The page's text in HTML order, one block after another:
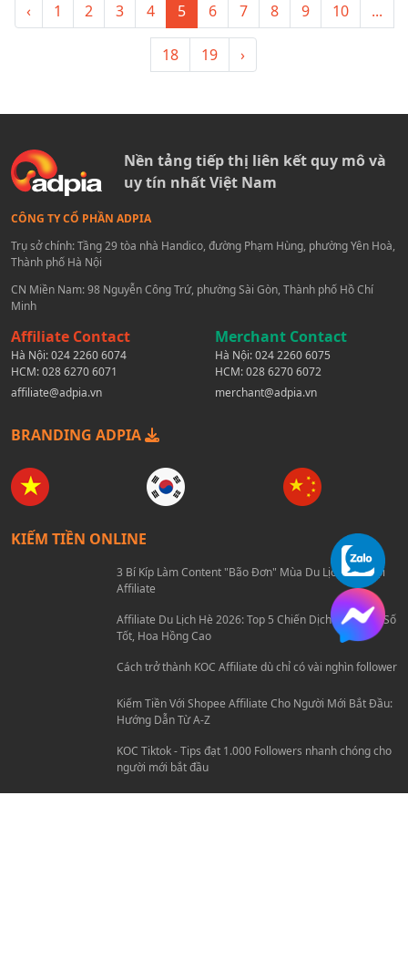
‹ 1 2 3 4 5 6 7 8 9 10 ...
18 19 ›
Nền tảng tiếp thị liên kết quy mô và
uy tín nhất Việt Nam
CÔNG TY CỔ PHẦN ADPIA
Trụ sở chính: Tầng 29 tòa nhà Handico, đường Phạm Hùng, phường Yên Hoà,
Thành phố Hà Nội
CN Miền Nam: 98 Nguyễn Công Trứ, phường Sài Gòn, Thành phố Hồ Chí
Minh
Affiliate Contact
Hà Nội:024 2260 6074
HCM:028 6270 6071
affiliate@adpia.vn
Merchant Contact
Hà Nội:024 2260 6075
HCM:028 6270 6072
merchant@adpia.vn
BRANDING ADPIA
KIẾM TIỀN ONLINE
3 Bí Kíp Làm Content "Bão Đơn" Mùa Du Lịch Cho Hội
Affiliate
Affiliate Du Lịch Hè 2026: Top 5 Chiến Dịch Travel Ra Số
Tốt, Hoa Hồng Cao
Cách trở thành KOC Affiliate dù chỉ có vài nghìn follower
Kiếm Tiền Với Shopee Affiliate Cho Người Mới Bắt Đầu:
Hướng Dẫn Từ A-Z
KOC Tiktok - Tips đạt 1.000 Followers nhanh chóng cho
người mới bắt đầu